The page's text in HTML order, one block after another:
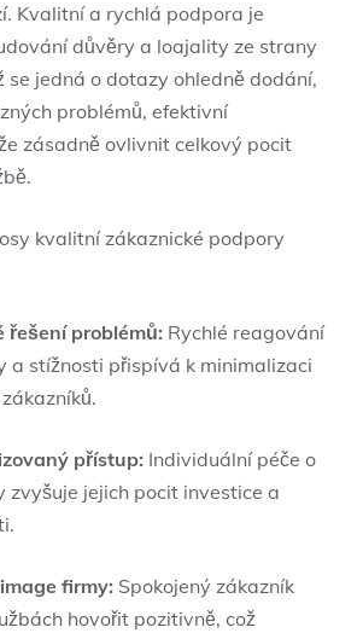
Kvalitní a rychlá podpora je
důvěry a loajality ze strany
se jedná o dotazy ohledně dodání,
problémů, efektivní
zásadně ovlivnit celkový pocit
kvalitní zákaznické podpory
řešení problémů: Rychlé reagování
a stížnosti přispívá k minimalizaci
přístup: Individuální péče o
zvyšuje jejich pocit investice a
firmy: Spokojený zákazník
hovořit pozitivně, což